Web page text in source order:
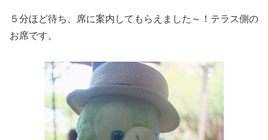
５分ほど待ち、席に案内してもらえました～！テラス側の
お席です。